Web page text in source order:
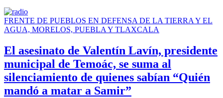
FRENTE DE PUEBLOS EN DEFENSA DE LA TIERRA Y EL
AGUA, MORELOS, PUEBLA Y TLAXCALA
El asesinato de Valentín Lavín, presidente
municipal de Temoác, se suma al
silenciamiento de quienes sabían “Quién
mandó a matar a Samir”